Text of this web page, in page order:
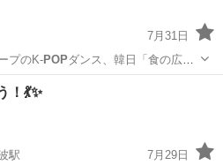
7月31日
プのK-POPダンス、韓日「食の広
コンサート/ショー
！💃✨️
駅
7月29日